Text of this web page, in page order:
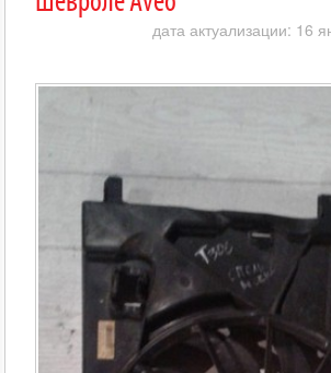
дата актуализации: 16